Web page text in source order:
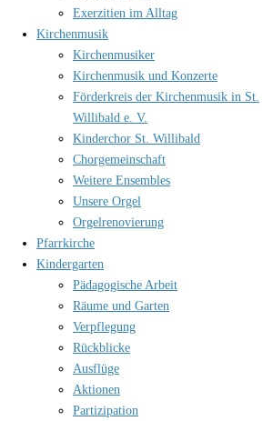
Exerzitien im Alltag
Kirchenmusik
Kirchenmusiker
Kirchenmusik und Konzerte
Förderkreis der Kirchenmusik in St.
Willibald e. V.
Kinderchor St. Willibald
Chorgemeinschaft
Weitere Ensembles
Unsere Orgel
Orgelrenovierung
Pfarrkirche
Kindergarten
Pädagogische Arbeit
Räume und Garten
Verpflegung
Rückblicke
Ausflüge
Aktionen
Partizipation